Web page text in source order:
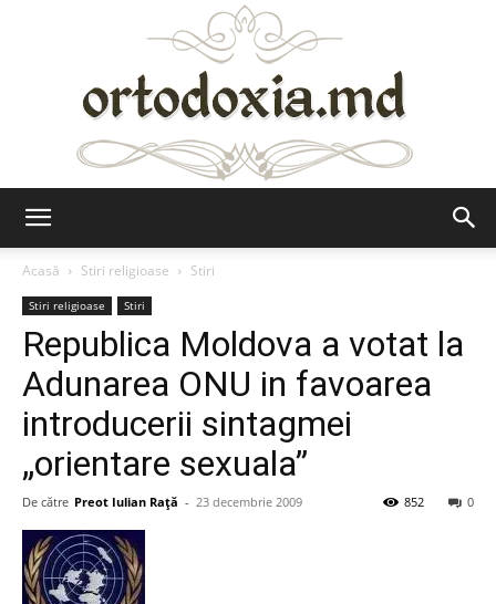
Acasă
Stiri religioase Stiri
Stiri religioase Stiri
Republica Moldova a votat la
Adunarea ONU in favoarea
introducerii sintagmei
„orientare sexuala”
De către Preot Iulian Raţă - 23 decembrie 2009 0
852